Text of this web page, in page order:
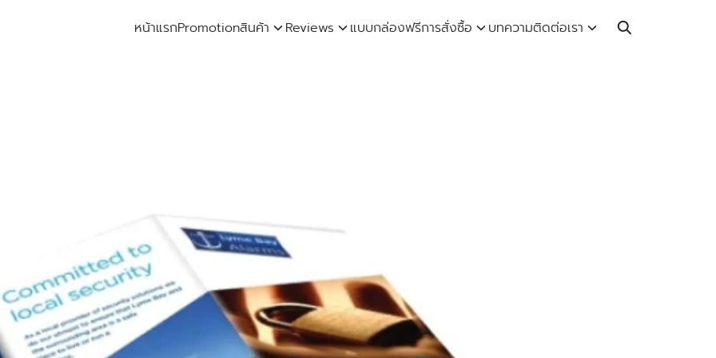
หน้าแรกPromotionสินค้า Reviews แบบกล่องฟรีการสั่งซื้อ บทความติดต่อเรา